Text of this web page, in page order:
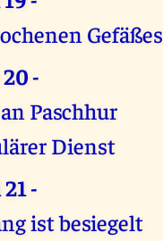
Gefäßes
-
Paschhur
Dienst
-
ist besiegelt